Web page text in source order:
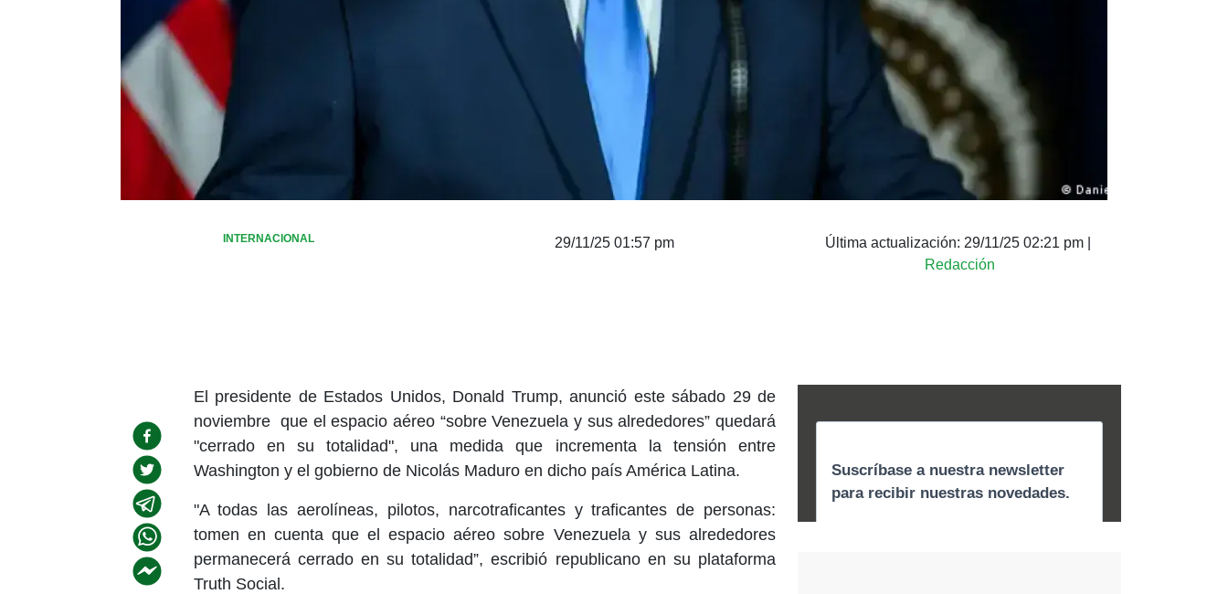
INTERNACIONAL 29/11/25 01:57 pm Última actualización: 29/11/25 02:21 pm|
Redacción
El presidente de Estados Unidos, Donald Trump, anunció este sábado 29 de
noviembre que el espacio aéreo “sobre Venezuela y sus alrededores” quedará
"cerrado en su totalidad", una medida que incrementa la tensión entre
Washington y el gobierno de Nicolás Maduro en dicho país América Latina.
"A todas las aerolíneas, pilotos, narcotraficantes y traficantes de personas:
tomen en cuenta que el espacio aéreo sobre Venezuela y sus alrededores
permanecerá cerrado en su totalidad”, escribió republicano en su plataforma
Truth Social.